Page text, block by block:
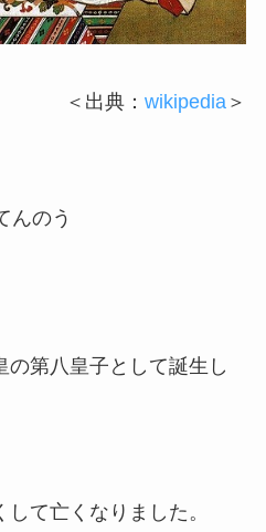
＜出典：wikipedia ＞
んのう
第八皇子として誕生し
て亡くなりました。